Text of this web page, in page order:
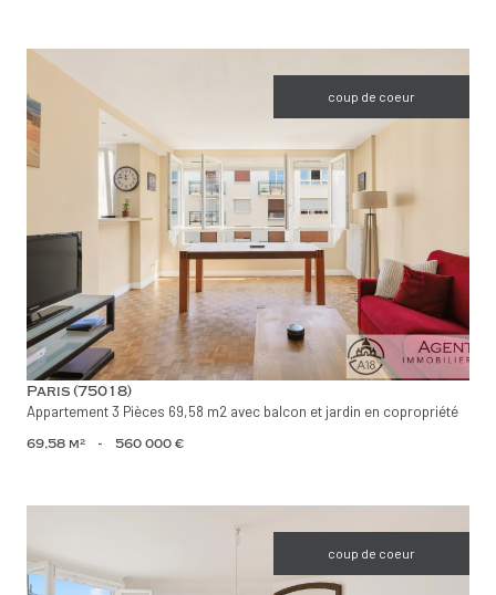
coup de coeur
voir le bien
Paris (75018)
Appartement 3 Pièces 69,58 m2 avec balcon et jardin en copropriété
69,58 m² - 560 000 €
coup de coeur